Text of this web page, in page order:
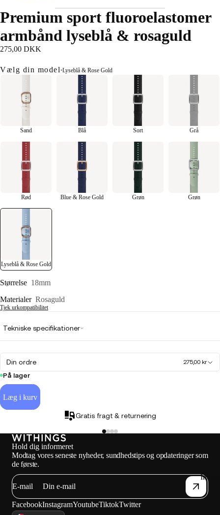
Premium sport fluoroelastomer
armbånd lyseblå & rosaguld
275,00 DKK
Vælg din model•Lyseblå & Rose Gold
Sand Blå Sort Grå
Rød Blue & Rose Gold Grøn Grøn
Lyseblå & Rose Gold
Størrelse 18mm
Materialer Rosaguld
Tjek urkompatibilitet
Tekniske specifikationer
Din ordre 275,00 kr
På lager
Læg i kurv
Gratis fragt & returnering
Hold dig informeret
Modtag vores seneste nyheder, sundhedstips og opdateringer som
de første.
E-mail
FacebookInstagramYoutubeTiktokTwitter